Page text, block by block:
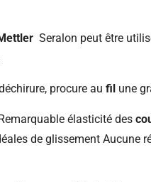
Seralon peut être
procure au fil une
élasticité des
de glissement Aucune